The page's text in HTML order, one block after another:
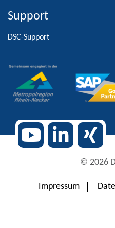
Alternative:
Support
DSC-Support
© 2026
Impressum